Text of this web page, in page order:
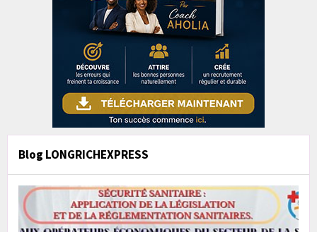
Blog LONGRICHEXPRESS